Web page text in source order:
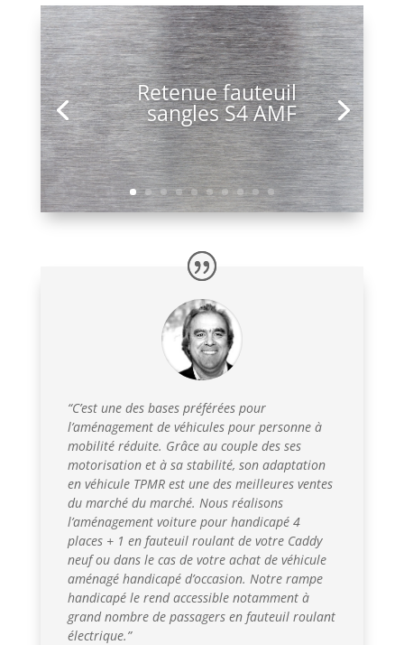
Retenue fauteuil
sangles S4 AMF
“C’est une des bases préférées pour
l’aménagement de véhicules pour personne à
mobilité réduite. Grâce au couple des ses
motorisation et à sa stabilité, son adaptation
en véhicule TPMR est une des meilleures ventes
du marché du marché. Nous réalisons
l’aménagement voiture pour handicapé 4
places + 1 en fauteuil roulant de votre Caddy
neuf ou dans le cas de votre achat de véhicule
aménagé handicapé d’occasion. Notre rampe
handicapé le rend accessible notamment à
grand nombre de passagers en fauteuil roulant
électrique.”